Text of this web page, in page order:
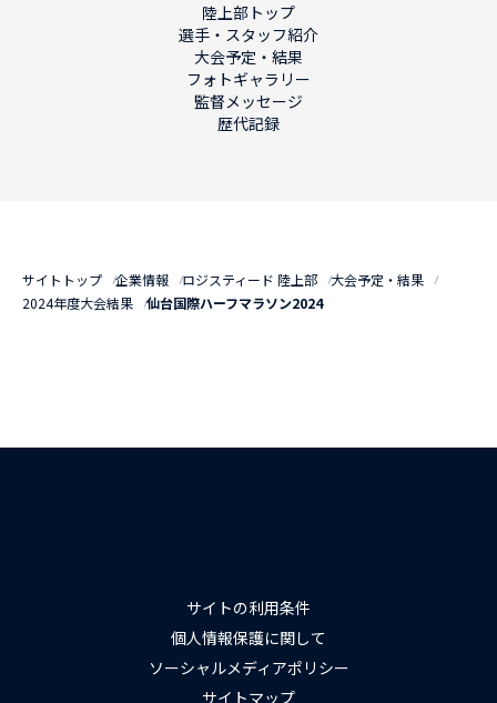
陸上部トップ
選手・スタッフ紹介
大会予定・結果
フォトギャラリー
監督メッセージ
歴代記録
サイトトップ 企業情報 ロジスティード 陸上部
大会予定・結果
2024年度大会結果
仙台国際ハーフマラソン2024
サイトの利用条件
個人情報保護に関して
ソーシャルメディアポリシー
サイトマップ